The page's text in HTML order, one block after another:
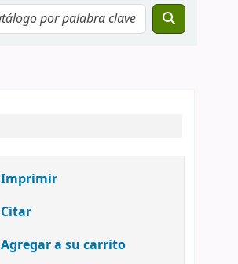
Imprimir
Citar
Agregar a su carrito